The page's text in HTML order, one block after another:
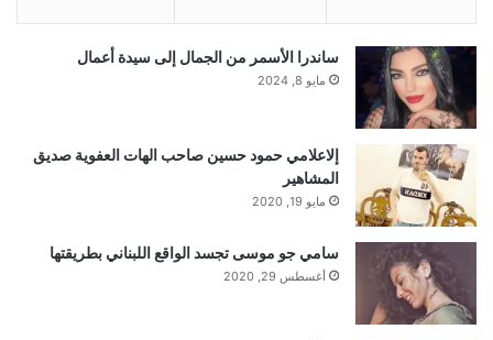
components and nootropics, it sharpens
focus, boosts memory retention, and
improves overall cognitive performance.
​Zero-Sugar Formulations: KRATOS
offers modern, guilt-free options that
cater to low-calorie, ketogenic, and
fitness-focused diets without
ساندرا الأسمر من الجمال إلى سيدة أعمال
مايو 8, 2024
إلاعلامي حمود حسين صاحب الهات العفوية صديق
المشاهير
مايو 19, 2020
سامي جو موسى تجسد الواقع اللبناني بطريقتها
أغسطس 29, 2020